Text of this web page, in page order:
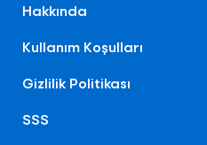
Hakkında
Kullanım Koşulları
Gizlilik Politikası
SSS